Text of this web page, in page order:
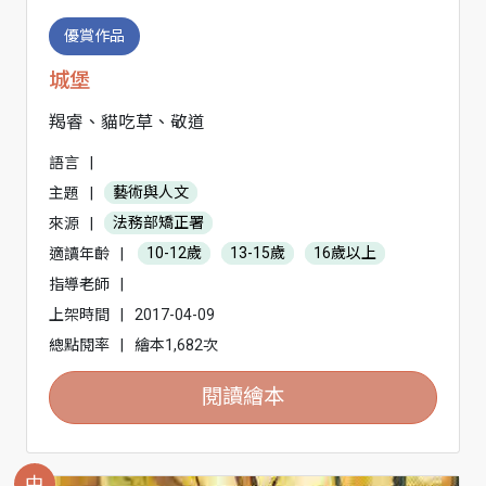
優賞作品
城堡
羯睿、貓吃草、敬道
語言
主題
藝術與人文
來源
法務部矯正署
適讀年齡
10-12歲 13-15歲
16歲以上
指導老師
上架時間
2017-04-09
總點閱率
繪本1,682次
閱讀繪本